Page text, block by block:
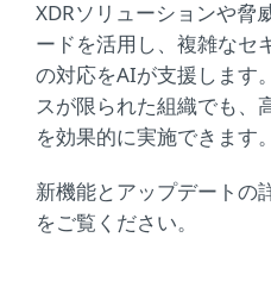
XDRソリューションや脅
ードを活用し、複雑なセ
の対応をAIが支援します
スが限られた組織でも、
を効果的に実施できます。
新機能とアップデートの
をご覧ください。